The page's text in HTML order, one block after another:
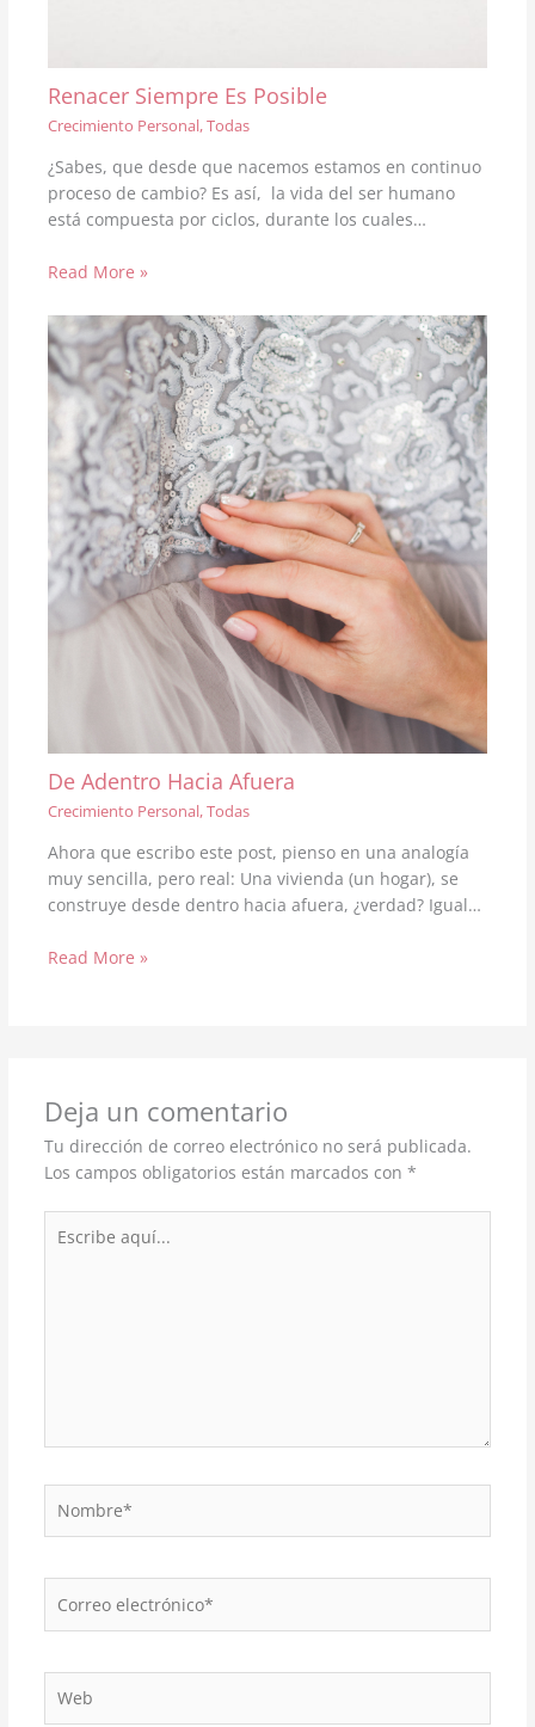
Renacer Siempre Es Posible
Crecimiento Personal,Todas
¿Sabes, que desde que nacemos estamos en continuo
proceso de cambio? Es así, la vida del ser humano
está compuesta por ciclos, durante los cuales…
Read More »
De Adentro Hacia Afuera
Crecimiento Personal,Todas
Ahora que escribo este post, pienso en una analogía
muy sencilla, pero real: Una vivienda (un hogar), se
construye desde dentro hacia afuera, ¿verdad? Igual…
Read More »
Deja un comentario
Tu dirección de correo electrónico no será publicada.
Los campos obligatorios están marcados con *
aquí...
electrónico*